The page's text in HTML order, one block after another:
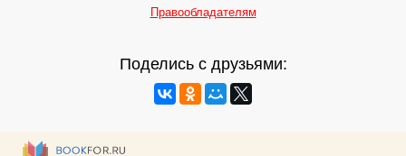
Правообладателям
Поделись с друзьями: